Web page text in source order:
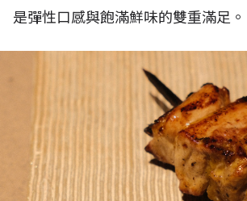
是彈性口感與飽滿鮮味的雙重滿足。